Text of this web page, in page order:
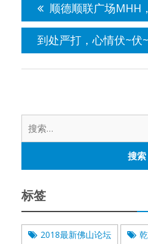
导
航
顺德顺联广场MHH
到处严打，心情伏~伏
标签
2018最新佛山论坛